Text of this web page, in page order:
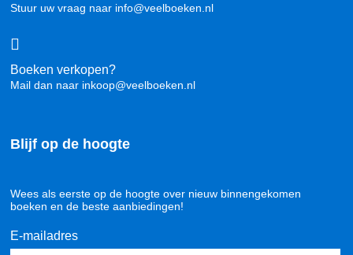
Stuur uw vraag naar info@veelboeken.nl
Boeken verkopen?
Mail dan naar inkoop@veelboeken.nl
Blijf op de hoogte
Wees als eerste op de hoogte over nieuw binnengekomen
boeken en de beste aanbiedingen!
E-mailadres